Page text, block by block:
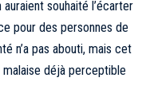
souhaité l’écarter
pour des personnes de
n’a pas abouti, mais cet
déjà perceptible